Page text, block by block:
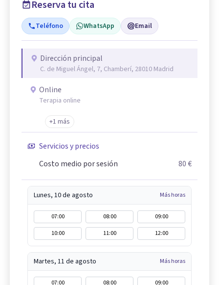
Reserva tu cita
Teléfono WhatsApp Email
Dirección principal
C. de Miguel Ángel, 7, Chamberí, 28010 Madrid
Online
Terapia online
+1 más
Servicios y precios
Costo medio por sesión
80 €
Lunes, 10 de agosto Más horas
07:00 08:00
09:00
10:00
11:00 12:00
Martes, 11 de agosto Más horas
07:00 08:00
09:00